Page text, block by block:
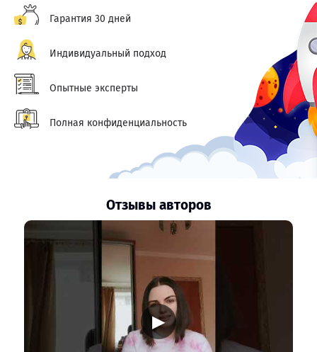
Гарантия 30 дней
Индивидуальный подход
Опытные эксперты
Полная конфиденциальность
Отзывы авторов
▶